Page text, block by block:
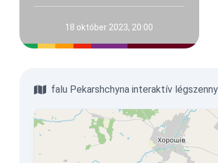
18 október 2023, 20:00
falu Pekarshchyna interaktív